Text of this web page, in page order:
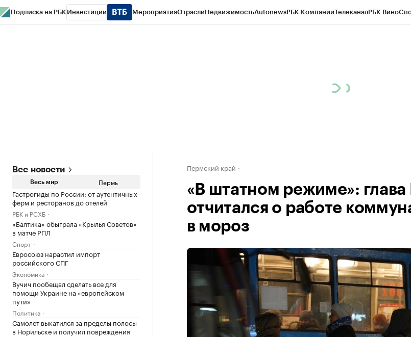
Подписка на РБК Инвестиции МероприятияОтраслиНедвижимостьAutonewsРБК КомпанииТелеканалРБК Вино
Все новости
Весь мир Пермь
Гастрогиды по России: от аутентичных
ферм и ресторанов до отелей
РБК и РСХБ
«Балтика» обыграла «Крылья Советов»
в матче РПЛ
Спорт
Евросоюз нарастил импорт
российского СПГ
Экономика
Вучич пообещал сделать все для
помощи Украине на «европейском
пути»
Политика
Самолет выкатился за пределы полосы
в Норильске и получил повреждения
Пермский край
«В штатном режиме»:
отчитался о работе
в мороз